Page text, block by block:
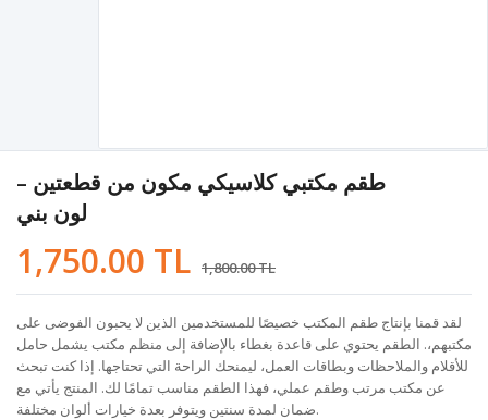
طقم مكتبي كلاسيكي مكون من قطعتين –
لون بني
1,750.00 TL 1,800.00 TL
لقد قمنا بإنتاج طقم المكتب خصيصًا للمستخدمين الذين لا يحبون الفوضى على
مكتبهم،. الطقم يحتوي على قاعدة بغطاء بالإضافة إلى منظم مكتب يشمل حامل
للأقلام والملاحظات وبطاقات العمل، ليمنحك الراحة التي تحتاجها. إذا كنت تبحث
عن مكتب مرتب وطقم عملي، فهذا الطقم مناسب تمامًا لك. المنتج يأتي مع
ضمان لمدة سنتين ويتوفر بعدة خيارات ألوان مختلفة.